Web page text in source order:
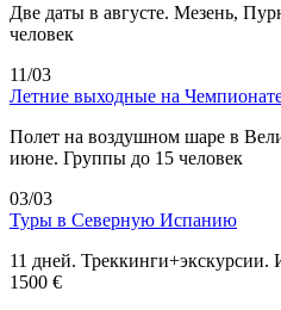
Две даты в августе. Мезень,
человек
11/03
Летние выходные на
Полет на воздушном шаре в
июне. Группы до 15 человек
03/03
Туры в Северную Испанию
11 дней. Треккинги+экскурсии.
1500 €